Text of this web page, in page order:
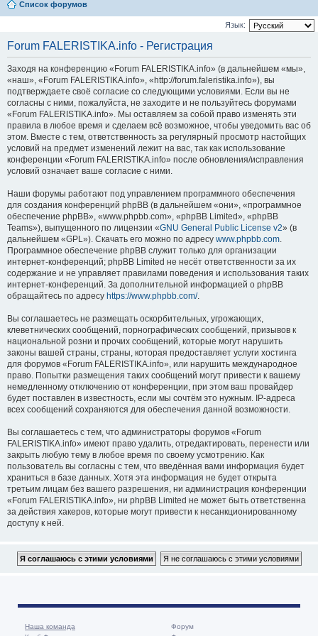
Список форумов
Язык:
Forum FALERISTIKA.info - Регистрация
Заходя на конференцию «Forum FALERISTIKA.info» (в дальнейшем «мы»,
«наш», «Forum FALERISTIKA.info», «http://forum.faleristika.info»), вы
подтверждаете своё согласие со следующими условиями. Если вы не
согласны с ними, пожалуйста, не заходите и не пользуйтесь форумами
«Forum FALERISTIKA.info». Мы оставляем за собой право изменять эти
правила в любое время и сделаем всё возможное, чтобы уведомить вас об
этом. Вместе с тем, ответственность за регулярный просмотр настойщих
условий на предмет изменений лежит на вас, так как использование
конференции «Forum FALERISTIKA.info» после обновления/исправления
условий означает ваше согласие с ними.
Наши форумы работают под управлением программного обеспечения
для создания конференций phpBB (в дальнейшем «они», «программное
обеспечение phpBB», «www.phpbb.com», «phpBB Limited», «phpBB
Teams»), выпущенного по лицензии «GNU General Public License v2» (в
дальнейшем «GPL»). Скачать его можно по адресу www.phpbb.com.
Программное обеспечение phpBB служит только для организации
интернет-конференций; phpBB Limited не несёт ответственности за их
содержание и не управляет правилами поведения и использования таких
интернет-конференций. За дополнительной информацией о phpBB
обращайтесь по адресу https://www.phpbb.com/.
Вы соглашаетесь не размещать оскорбительных, угрожающих,
клеветнических сообщений, порнографических сообщений, призывов к
национальной розни и прочих сообщений, которые могут нарушить
законы вашей страны, страны, которая предоставляет услуги хостинга
для форумов «Forum FALERISTIKA.info», или нарушить международное
право. Попытки размещения таких сообщений могут привести к вашему
немедленному отключению от конференции, при этом ваш провайдер
будет поставлен в известность, если мы сочтём это нужным. IP-адреса
всех сообщений сохраняются для обеспечения данной возможности.
Вы соглашаетесь с тем, что администраторы форумов «Forum
FALERISTIKA.info» имеют право удалить, отредактировать, перенести или
закрыть любую тему в любое время по своему усмотрению. Как
пользователь вы согласны с тем, что введённая вами информация будет
храниться в базе данных. Хотя эта информация не будет открыта
третьим лицам без вашего разрешения, ни администрация конференции
«Forum FALERISTIKA.info», ни phpBB Limited не может быть ответственна
за действия хакеров, которые могут привести к несанкционированному
доступу к ней.
Наша команда
Форум